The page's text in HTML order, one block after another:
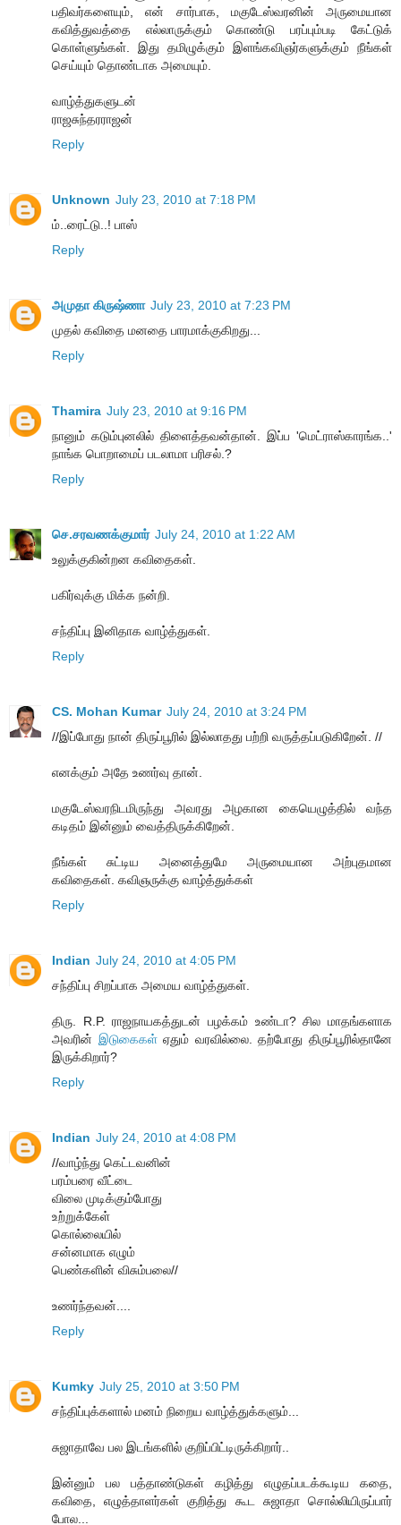
பதிவர்களையும், என் சார்பாக, மகுடேஸ்வரனின் அருமையான
கவித்துவத்தை எல்லாருக்கும் கொண்டு பரப்பும்படி கேட்டுக்
கொள்ளுங்கள். இது தமிழுக்கும் இளங்கவிஞர்களுக்கும் நீங்கள்
செய்யும் தொண்டாக அமையும்.
வாழ்த்துகளுடன்
ராஜசுந்தரராஜன்
Reply
Unknown July 23, 2010 at 7:18 PM
ம்..ரைட்டு..! பாஸ்
Reply
அமுதா கிருஷ்ணா July 23, 2010 at 7:23 PM
முதல் கவிதை மனதை பாரமாக்குகிறது...
Reply
Thamira July 23, 2010 at 9:16 PM
நானும் கடும்புனலில் திளைத்தவன்தான். இப்ப 'மெட்ராஸ்காரங்க..'
நாங்க பொறாமைப் படலாமா பரிசல்.?
Reply
செ.சரவணக்குமார் July 24, 2010 at 1:22 AM
உலுக்குகின்றன கவிதைகள்.
பகிர்வுக்கு மிக்க நன்றி.
சந்திப்பு இனிதாக வாழ்த்துகள்.
Reply
CS. Mohan Kumar July 24, 2010 at 3:24 PM
//இப்போது நான் திருப்பூரில் இல்லாதது பற்றி வருத்தப்படுகிறேன். //
எனக்கும் அதே உணர்வு தான்.
மகுடேஸ்வரநிடமிருந்து அவரது அழகான கையெழுத்தில் வந்த
கடிதம் இன்னும் வைத்திருக்கிறேன்.
நீங்கள் சுட்டிய அனைத்துமே அருமையான அற்புதமான
கவிதைகள். கவிஞருக்கு வாழ்த்துக்கள்
Reply
Indian July 24, 2010 at 4:05 PM
சந்திப்பு சிறப்பாக அமைய வாழ்த்துகள்.
திரு. R.P. ராஜநாயகத்துடன் பழக்கம் உண்டா? சில மாதங்களாக
அவரின் இடுகைகள்ஏதும் வரவில்லை. தற்போது திருப்பூரில்தானே
இருக்கிறார்?
Reply
Indian July 24, 2010 at 4:08 PM
//வாழ்ந்து கெட்டவனின்
பரம்பரை வீட்டை
விலை முடிக்கும்போது
உற்றுக்கேள்
கொல்லையில்
சன்னமாக எழும்
பெண்களின் விசும்பலை//
உணர்ந்தவன்....
Reply
Kumky July 25, 2010 at 3:50 PM
சந்திப்புக்களால் மனம் நிறைய வாழ்த்துக்களும்...
சுஜாதாவே பல இடங்களில் குறிப்பிட்டிருக்கிறார்..
இன்னும் பல பத்தாண்டுகள் கழித்து எழுதப்படக்கூடிய கதை,
கவிதை, எழுத்தாளர்கள் குறித்து கூட சுஜாதா சொல்லியிருப்பார்
போல...